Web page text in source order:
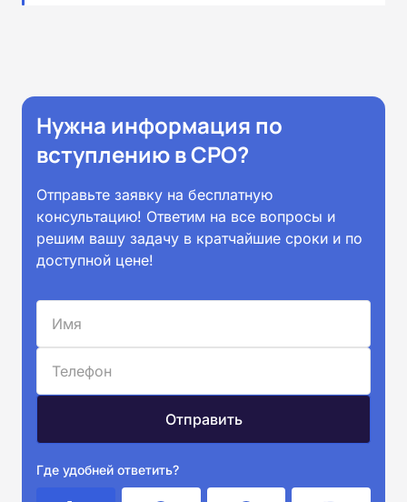
Нужна информация по
вступлению в СРО?
Отправьте заявку на бесплатную
консультацию! Ответим на все вопросы и
решим вашу задачу в кратчайшие сроки и по
доступной цене!
Где удобней ответить?